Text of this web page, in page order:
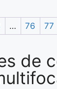
… 76 77
de